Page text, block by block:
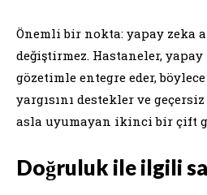
Önemli bir nokta: yapay zeka
değiştirmez. Hastaneler,
gözetimle entegre eder,
yargısını destekler ve
asla uyumayan ikinci bir çift
Doğruluk ile ilgili